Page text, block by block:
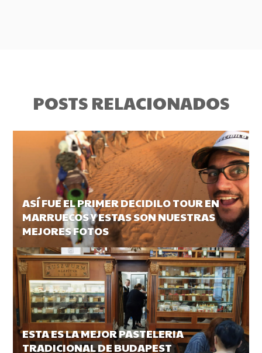
POSTS RELACIONADOS
ASÍ FUE EL PRIMER DECIDILO TOUR EN
MARRUECOS Y ESTAS SON NUESTRAS
MEJORES FOTOS
ESTA ES LA MEJOR PASTELERIA
TRADICIONAL DE BUDAPEST